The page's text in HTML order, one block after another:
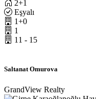
2+1
Eşyalı
1+0
1
11 - 15
Saltanat Omurova
GrandView Realty